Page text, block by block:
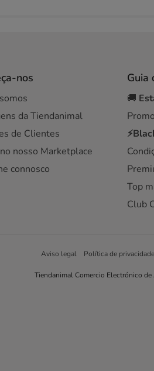
nos
da Tiendanimal
de Clientes
nosso Marketplace
connosco
Guia
🚚
Top
Club
Aviso legal Política de privacidade
Tiendanimal Comercio Electrónico